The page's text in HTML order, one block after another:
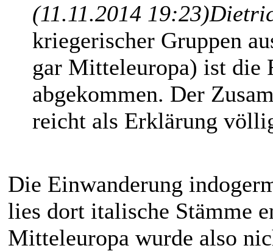
(11.11.2014 19:23)
kriegerischer Gruppen
gar Mitteleuropa) ist die
abgekommen. Der
reicht als Erklärung
Die Einwanderung
lies dort italische Stämme
Mitteleuropa wurde also